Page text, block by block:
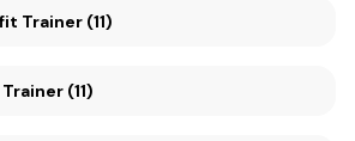
Crossfit Trainer (11)
Trainer (11)